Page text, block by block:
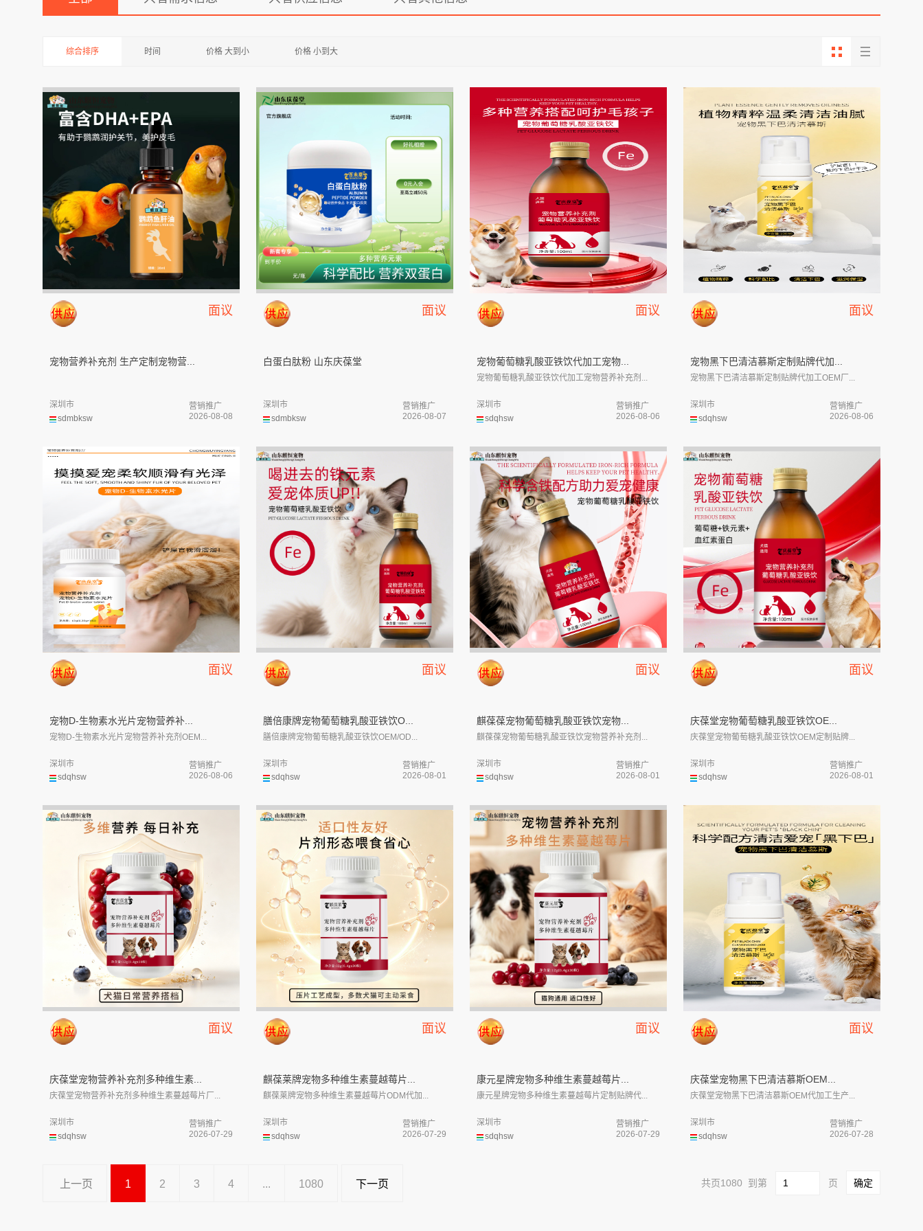
综合排序 时间 价格 大到小 价格 小到大
面议
宠物营养补充剂 生产定制宠物营...
sdmbksw
深圳市
营销推广
2026-08-08
面议
白蛋白肽粉 山东庆葆堂
sdmbksw
深圳市
营销推广
2026-08-07
面议
宠物葡萄糖乳酸亚铁饮代加工宠物...
宠物葡萄糖乳酸亚铁饮代加工宠物营养补充剂...
sdqhsw
深圳市
营销推广
2026-08-06
面议
宠物黑下巴清洁慕斯定制贴牌代加...
宠物黑下巴清洁慕斯定制贴牌代加工OEM厂...
sdqhsw
深圳市
营销推广
2026-08-06
面议
宠物D-生物素水光片宠物营养补...
宠物D-生物素水光片宠物营养补充剂OEM...
sdqhsw
深圳市
营销推广
2026-08-06
面议
膳倍康牌宠物葡萄糖乳酸亚铁饮O...
膳倍康牌宠物葡萄糖乳酸亚铁饮OEM/OD...
sdqhsw
深圳市
营销推广
2026-08-01
面议
麒葆葆宠物葡萄糖乳酸亚铁饮宠物...
麒葆葆宠物葡萄糖乳酸亚铁饮宠物营养补充剂...
sdqhsw
深圳市
营销推广
2026-08-01
面议
庆葆堂宠物葡萄糖乳酸亚铁饮OE...
庆葆堂宠物葡萄糖乳酸亚铁饮OEM定制贴牌...
sdqhsw
深圳市
营销推广
2026-08-01
面议
庆葆堂宠物营养补充剂多种维生素...
庆葆堂宠物营养补充剂多种维生素蔓越莓片厂...
sdqhsw
深圳市
营销推广
2026-07-29
面议
麒葆莱牌宠物多种维生素蔓越莓片...
麒葆莱牌宠物多种维生素蔓越莓片ODM代加...
sdqhsw
深圳市
营销推广
2026-07-29
面议
康元星牌宠物多种维生素蔓越莓片...
康元星牌宠物多种维生素蔓越莓片定制贴牌代...
sdqhsw
深圳市
营销推广
2026-07-29
面议
庆葆堂宠物黑下巴清洁慕斯OEM...
庆葆堂宠物黑下巴清洁慕斯OEM代加工生产...
sdqhsw
深圳市
营销推广
2026-07-28
上一页 1 2 3 4 ... 1080 下一页 共页1080 到第 页